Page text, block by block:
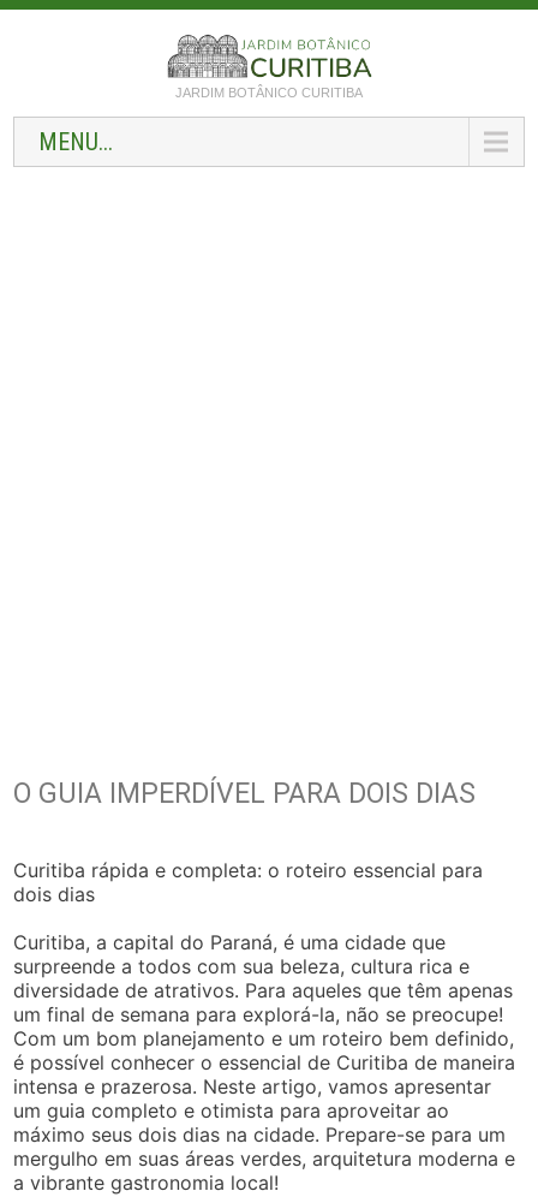
JARDIM BOTÂNICO CURITIBA
MENU...
O GUIA IMPERDÍVEL PARA DOIS DIAS
Curitiba rápida e completa: o roteiro essencial para
dois dias
Curitiba, a capital do Paraná, é uma cidade que
surpreende a todos com sua beleza, cultura rica e
diversidade de atrativos. Para aqueles que têm apenas
um final de semana para explorá-la, não se preocupe!
Com um bom planejamento e um roteiro bem definido,
é possível conhecer o essencial de Curitiba de maneira
intensa e prazerosa. Neste artigo, vamos apresentar
um guia completo e otimista para aproveitar ao
máximo seus dois dias na cidade. Prepare-se para um
mergulho em suas áreas verdes, arquitetura moderna e
a vibrante gastronomia local!